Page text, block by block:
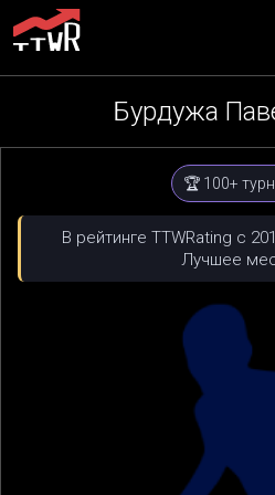
Бурдужа
🏆 100+
В рейтинге TTWRating с
Лучшее